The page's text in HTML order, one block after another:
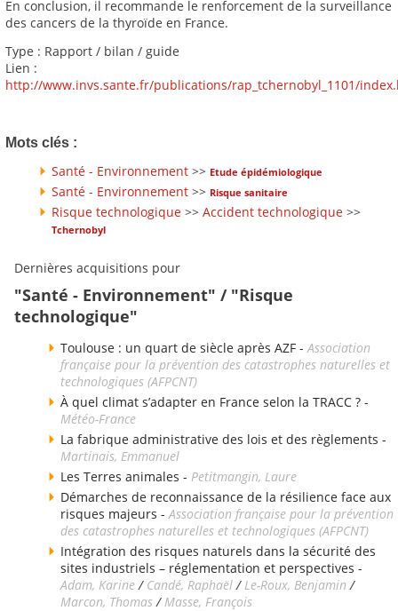
En conclusion, il recommande le renforcement de la surveillance
des cancers de la thyroïde en France.
Type : Rapport / bilan / guide
Lien :
http://www.invs.sante.fr/publications/rap_tchernobyl_1101/
Mots clés :
Santé - Environnement >> Etude épidémiologique
Santé - Environnement >> Risque sanitaire
Risque technologique >> Accident technologique >>
Tchernobyl
Dernières acquisitions pour
"Santé - Environnement" / "Risque
technologique"
Toulouse : un quart de siècle après AZF - Association
française pour la prévention des catastrophes naturelles et
technologiques (AFPCNT)
À quel climat s’adapter en France selon la TRACC ? -
Météo-France
La fabrique administrative des lois et des règlements -
Martinais, Emmanuel
Les Terres animales - Petitmangin, Laure
Démarches de reconnaissance de la résilience face aux
risques majeurs - Association française pour la prévention
des catastrophes naturelles et technologiques (AFPCNT)
Intégration des risques naturels dans la sécurité des
sites industriels – réglementation et perspectives -
Adam, Karine / Candé, Raphaël / Le-Roux, Benjamin /
Marcon, Thomas / Masse, François